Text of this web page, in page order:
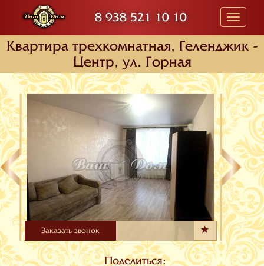
8 938 521 10 10
Toggle
Квартира трехкомнатная, Геленджик -
Центр, ул. Горная
Заказать звонок
Поделиться: